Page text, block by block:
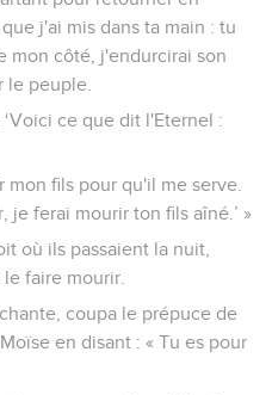
j'ai mis dans ta main : tu
mon côté, j'endurcirai son
le peuple.
ce que dit l'Eternel :
fils pour qu'il me serve.
je ferai mourir ton fils aîné.’ »
où ils passaient la nuit,
faire mourir.
coupa le prépuce de
en disant : « Tu es pour